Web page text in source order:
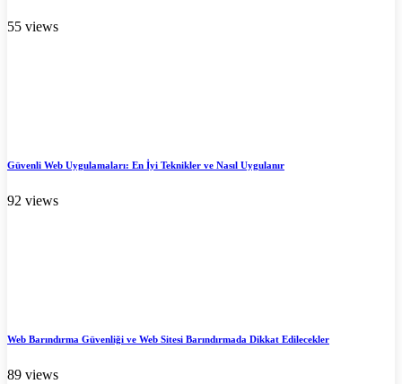
55 views
Güvenli Web Uygulamaları: En İyi Teknikler ve Nasıl Uygulanır
92 views
Web Barındırma Güvenliği ve Web Sitesi Barındırmada Dikkat Edilecekler
89 views